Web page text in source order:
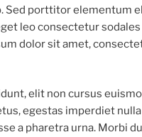
Sed porttitor elementum
leo consectetur
dolor sit amet,
elit non cursus
egestas imperdiet
a pharetra urna. Morbi